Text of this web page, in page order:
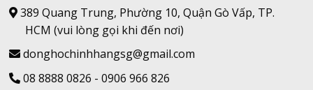
389 Quang Trung, Phường 10, Quận Gò Vấp, TP.
HCM (vui lòng gọi khi đến nơi)
donghochinhhangsg@gmail.com
08 8888 0826 - 0906 966 826